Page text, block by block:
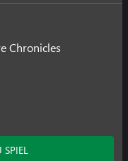
Chronicles
SPIEL